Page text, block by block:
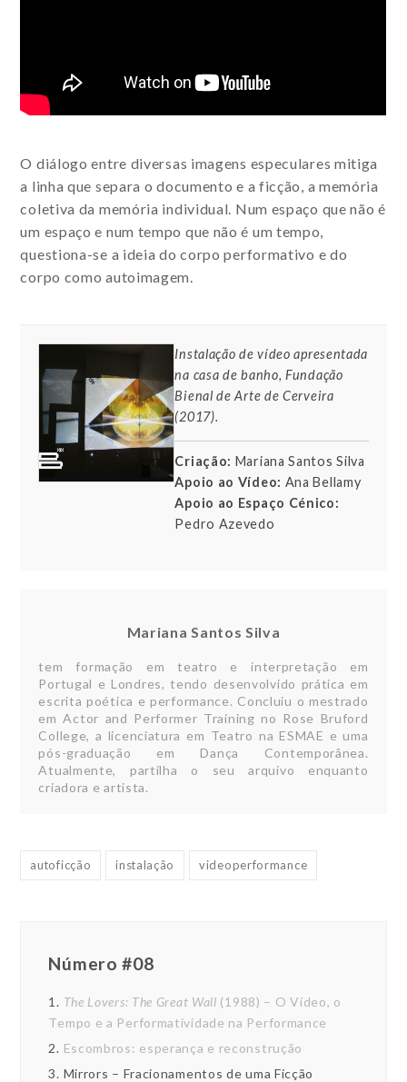
O diálogo entre diversas imagens especulares mitiga
a linha que separa o documento e a ficção, a memória
coletiva da memória individual. Num espaço que não é
um espaço e num tempo que não é um tempo,
questiona-se a ideia do corpo performativo e do
corpo como autoimagem.
Instalação de vídeo apresentada
na casa de banho, Fundação
Bienal de Arte de Cerveira
(2017).
Criação: Mariana Santos Silva
Apoio ao Vídeo: Ana Bellamy
Apoio ao Espaço Cénico:
Pedro Azevedo
Mariana Santos Silva
tem formação em teatro e interpretação em
Portugal e Londres, tendo desenvolvido prática em
escrita poética e performance. Concluiu o mestrado
em Actor and Performer Training no Rose Bruford
College, a licenciatura em Teatro na ESMAE e uma
pós-graduação em Dança Contemporânea.
Atualmente, partilha o seu arquivo enquanto
criadora e artista.
autoficção instalação videoperformance
Número #08
1. The Lovers: The Great Wall (1988) – O Vídeo, o
Tempo e a Performatividade na Performance
2. Escombros: esperança e reconstrução
3. Mirrors – Fracionamentos de uma Ficção